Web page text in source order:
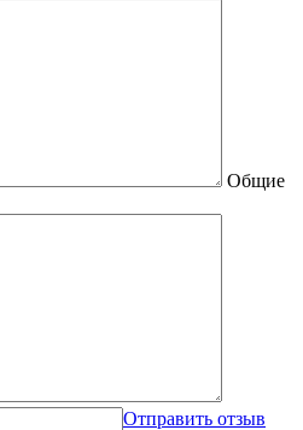
Общие
Отправить отзыв